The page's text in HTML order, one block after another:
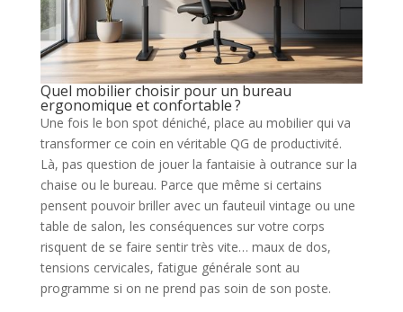
Quel mobilier choisir pour un bureau
ergonomique et confortable ?
Une fois le bon spot déniché, place au mobilier qui va
transformer ce coin en véritable QG de productivité.
Là, pas question de jouer la fantaisie à outrance sur la
chaise ou le bureau. Parce que même si certains
pensent pouvoir briller avec un fauteuil vintage ou une
table de salon, les conséquences sur votre corps
risquent de se faire sentir très vite… maux de dos,
tensions cervicales, fatigue générale sont au
programme si on ne prend pas soin de son poste.